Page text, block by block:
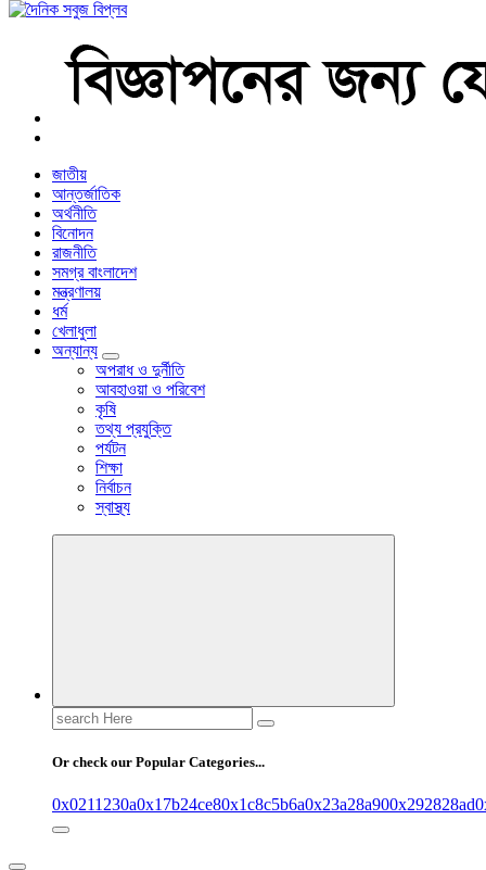
বাংলা নিউজ পেপার
জাতীয়
আন্তর্জাতিক
অর্থনীতি
বিনোদন
রাজনীতি
সমগ্র বাংলাদেশ
মন্ত্রণালয়
ধর্ম
খেলাধুলা
অন্যান্য
অপরাধ ও দুর্নীতি
আবহাওয়া ও পরিবেশ
কৃষি
তথ্য প্রযুক্তি
পর্যটন
শিক্ষা
নির্বাচন
স্বাস্থ্য
Search
for:
Or check our Popular Categories...
0x0211230a0x17b24ce80x1c8c5b6a0x23a28a900x292828ad